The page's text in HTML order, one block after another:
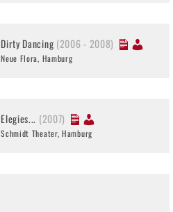
Dirty Dancing(2006 - 2008)
Neue Flora, Hamburg
Elegies... (2007)
Schmidt Theater, Hamburg